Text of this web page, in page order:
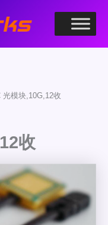
光模块,10G,12收
收